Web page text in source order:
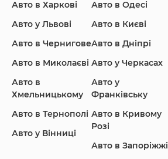
Honda
Infiniti Jaguar
Land Rover
Авто в Харкові
Авто у Львові
Авто в Чернигове
Авто в Миколаєві
Авто в
Хмельницькому
Авто в Тернополі
Авто у Вінниці
Авто в Одесі
Авто в Києві
Авто в Дніпрі
Авто у Черкасах
Авто у
Франківську
Авто в Кривому
Розі
Авто в Запоріжжі